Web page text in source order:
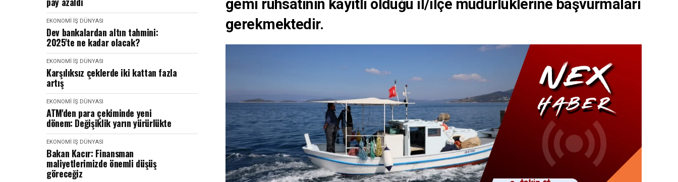
EKONOMI İŞ DÜNYASI
Dev bankalardan altın tahmini:
2025'te ne kadar olacak?
EKONOMI İŞ DÜNYASI
Karşılıksız çeklerde iki kattan fazla
artış
EKONOMI İŞ DÜNYASI
ATM'den para çekiminde yeni
dönem: Değişiklik yarın yürürlükte
EKONOMI İŞ DÜNYASI
Bakan Kacır: Finansman
maliyetlerimizde önemli düşüş
göreceğiz
gemi ruhsatının kayıtlı olduğu il/ilçe müdürlüklerine başvurmaları
gerekmektedir.